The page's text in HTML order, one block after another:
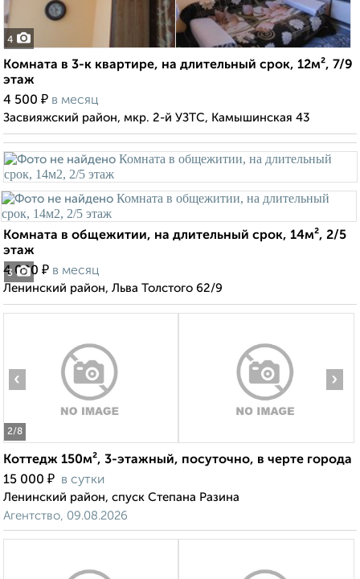
4
Комната в 3-к квартире, на длительный срок, 12м², 7/9
этаж
4 500 ₽ в месяц
Засвияжский район, мкр. 2-й УЗТС, Камышинская 43
3
Комната в общежитии, на длительный срок, 14м², 2/5
этаж
4 000 ₽ в месяц
Ленинский район, Льва Толстого 62/9
2/8
‹ ›
Коттедж 150м², 3-этажный, посуточно, в черте города
15 000 ₽ в сутки
Ленинский район, спуск Степана Разина
Агентство, 09.08.2026